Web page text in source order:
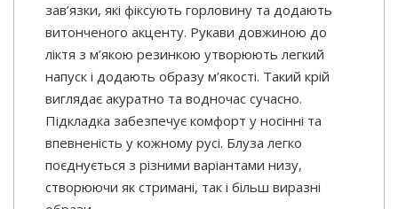
зав’язки, які фіксують горловину та додають
витонченого акценту. Рукави довжиною до
ліктя з м’якою резинкою утворюють легкий
напуск і додають образу м’якості. Такий крій
виглядає акуратно та водночас сучасно.
Підкладка забезпечує комфорт у носінні та
впевненість у кожному русі. Блуза легко
поєднується з різними варіантами низу,
створюючи як стримані, так і більш виразні